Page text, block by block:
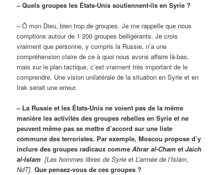
– Quels groupes les États-Unis soutiennent-ils en Syrie ?
– Ô mon Dieu, bien trop de groupes. Je me rappelle que nous
comptions autour de 1 200 groupes belligérants. Je crois
vraiment que personne, y compris la Russie, n’a une
compréhension claire de ce à quoi nous avons affaire là-bas,
mais sur le plan tactique, c’est vraiment très important de le
comprendre. Une vision unilatérale de la situation en Syrie et en
Irak serait une erreur.
– La Russie et les États-Unis ne voient pas de la même
manière les activités des groupes rebelles en Syrie et ne
peuvent même pas se mettre d’accord sur une liste
commune des terroristes. Par exemple, Moscou propose d’y
inclure des groupes radicaux commeAhrar al-ChametJaich
al-Islam [Les hommes libres de Syrie etL’armée de l’Islam,
NdT]. Que pensez-vous de ces groupes ?